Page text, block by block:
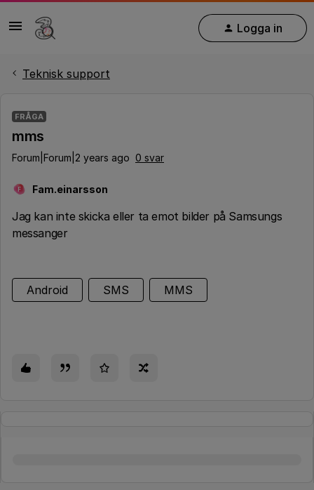
Logga in
Teknisk support
FRÅGA
mms
Forum|Forum|2 years ago 0 svar
F Fam.einarsson
Jag kan inte skicka eller ta emot bilder på Samsungs
messanger
Android SMS MMS